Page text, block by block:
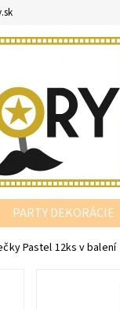
PARTY DEKORÁCIE
Pastel 12ks v balení